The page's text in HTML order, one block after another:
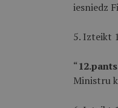
iesniedz
5. Izteikt
“
Ministru